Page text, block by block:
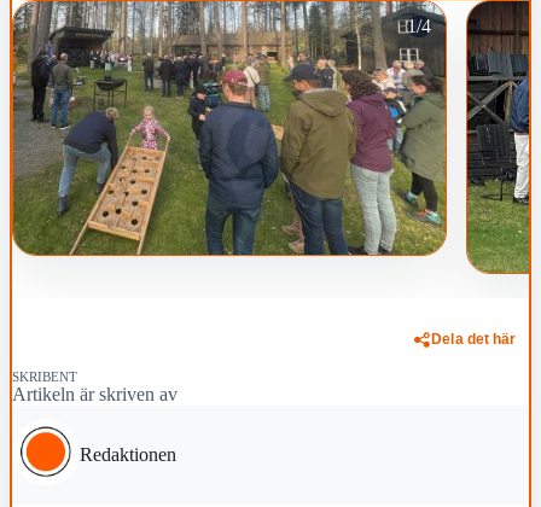
1/4
Dela det här
SKRIBENT
Artikeln är skriven av
Redaktionen